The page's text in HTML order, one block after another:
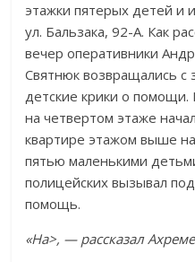
этажки пятерых детей и
ул. Бальзака, 92-А. Как
вечер оперативники
Святнюк возвращались с
детские крики о помощи.
на четвертом этаже
квартире этажом выше
пятью маленькими
полицейских вызывал
помощь.
«На>, — рассказал